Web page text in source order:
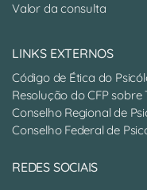
Valor da consulta
LINKS EXTERNOS
Código de Ética do
Resolução do CFP sobre
Conselho Regional de
Conselho Federal de
REDES SOCIAIS